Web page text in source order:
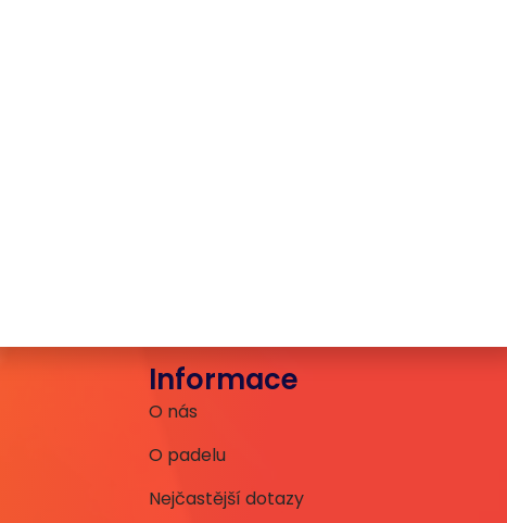
Informace
O nás
O padelu
Nejčastější dotazy